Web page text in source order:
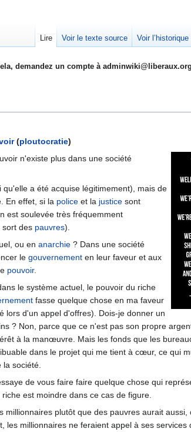
demandez un compte à
(ploutocratie)
n'existe plus dans une société
a été acquise légitimement), mais de
En effet, si la police et la justice sont
est soulevée très fréquemment
sort des pauvres).
ou en anarchie ? Dans une société
le gouvernement en leur faveur et aux
pouvoir.
le système actuel, le pouvoir du riche
fasse quelque chose en ma faveur
lors d'un appel d'offres). Dois-je donner un
? Non, parce que ce n'est pas son propre
à la manœuvre. Mais les fonds que les
dans le projet qui me tient à cœur, ce qui
la société.
de vous faire faire quelque chose qui
est moindre dans ce cas de figure.
millionnaires plutôt que des pauvres aurait aussi,
millionnaires ne feraient appel à ses
Lire Voir le texte source Voir l’historique